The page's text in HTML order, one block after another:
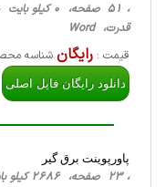
، 51 صفحه، 0
قدرت، Word
قیمت : رایگانشناسه
دانلود رایگان فایل اصلی
پاورپوینت برق گیر
، 23